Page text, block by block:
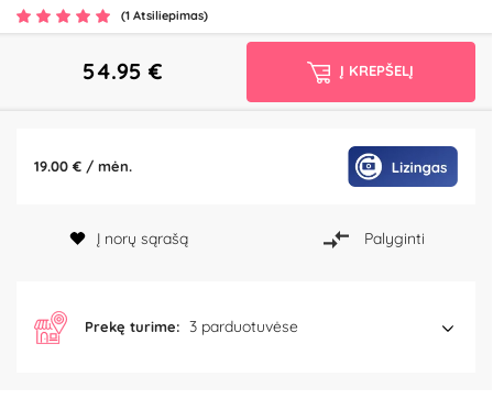
(1 Atsiliepimas)
54.95 €
19.00 € / mėn.
Į KREPŠELĮ
Į norų sąrašą Palyginti
Prekę turime: 3 parduotuvėse